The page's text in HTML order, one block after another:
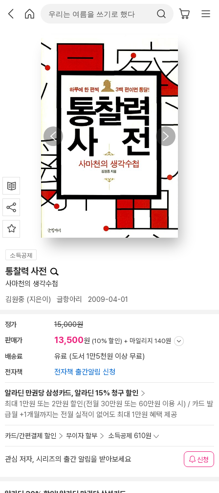
소득공제
통찰력 사전
사마천의 생각수첩
김원중 (지은이) 글항아리 2009-04-01
정가 15,000원
판매가 13,500원 (10% 할인) + 마일리지 140원
배송료 유료 (도서 1만5천원 이상 무료)
전자책 전자책 출간알림 신청
알라딘 만권당 삼성카드, 알라딘 15% 청구 할인
최대 1만원 또는 2만원 할인(전월 30만원 또는 60만원 이용 시) / 카드 발
급월 +1개월까지는 전월 실적이 없어도 최대 1만원 혜택 제공
카드/간편결제 할인 무이자 할부 소득공제 610원
관심 저자, 시리즈의 출간 알림을 받아보세요 신청